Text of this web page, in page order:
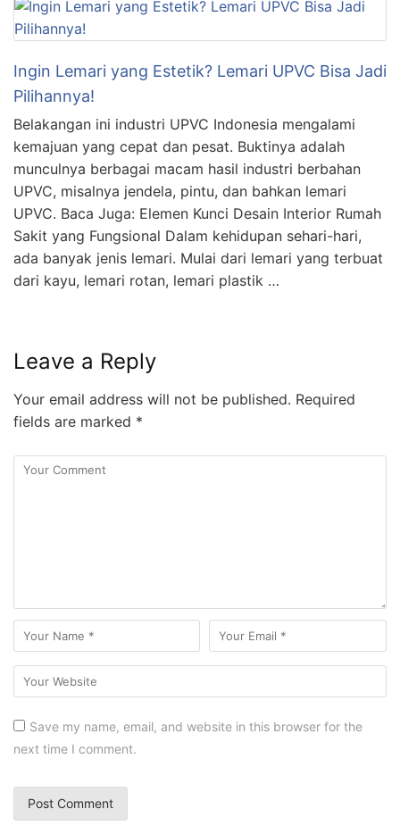
Ingin Lemari yang Estetik? Lemari UPVC Bisa Jadi
Pilihannya!
Belakangan ini industri UPVC Indonesia mengalami
kemajuan yang cepat dan pesat. Buktinya adalah
munculnya berbagai macam hasil industri berbahan
UPVC, misalnya jendela, pintu, dan bahkan lemari
UPVC. Baca Juga: Elemen Kunci Desain Interior Rumah
Sakit yang Fungsional Dalam kehidupan sehari-hari,
ada banyak jenis lemari. Mulai dari lemari yang terbuat
dari kayu, lemari rotan, lemari plastik …
Leave a Reply
Your email address will not be published. Required
fields are marked *
Save my name, email, and website in this browser for the
next time I comment.